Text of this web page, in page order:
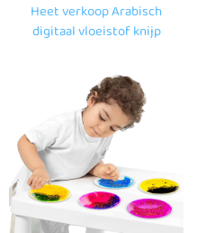
Heet verkoop Arabisch
digitaal vloeistof knijp
kinderopvoeding voor
autistische kinderen van 2 tot
5 jaar